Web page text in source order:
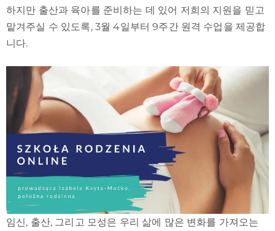
하지만 출산과 육아를 준비하는 데 있어 저희의 지원을 믿고
맡겨주실 수 있도록, 3월 4일부터 9주간 원격 수업을 제공합
니다.
임신, 출산, 그리고 모성은 우리 삶에 많은 변화를 가져오는